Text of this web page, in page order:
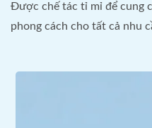
Được chế tác tỉ mỉ để cung
phong cách cho tất cả nhu